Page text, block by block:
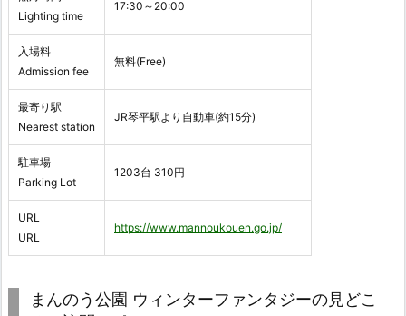
Lighting time
17:30～20:00
入場料
Admission fee
無料(Free)
最寄り駅
Nearest station
JR琴平駅より自動車(約15分)
駐車場
Parking Lot
1203台 310円
URL
URL
https://www.mannoukouen.go.jp/
まんのう公園 ウィンターファンタジーの見どこ